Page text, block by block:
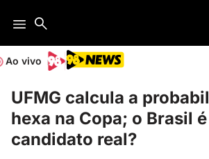
Ao vivo
UFMG calcula a
hexa na Copa; o Brasil
candidato real?